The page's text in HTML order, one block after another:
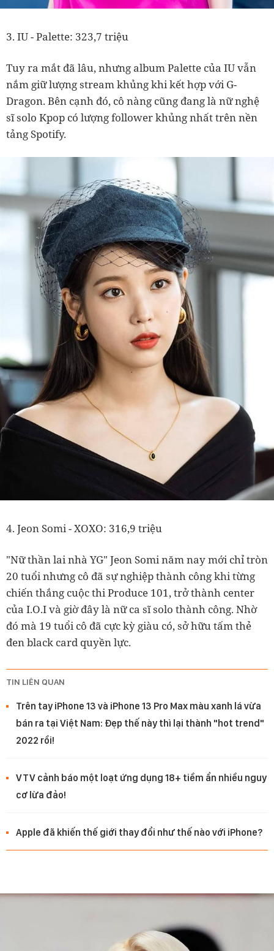
3. IU - Palette: 323,7 triệu
Tuy ra mắt đã lâu, nhưng album Palette của IU vẫn
nắm giữ lượng stream khủng khi kết hợp với G-
Dragon. Bên cạnh đó, cô nàng cũng đang là nữ nghệ
sĩ solo Kpop có lượng follower khủng nhất trên nền
tảng Spotify.
4. Jeon Somi - XOXO: 316,9 triệu
"Nữ thần lai nhà YG" Jeon Somi năm nay mới chỉ tròn
20 tuổi nhưng cô đã sự nghiệp thành công khi từng
chiến thắng cuộc thi Produce 101, trở thành center
của I.O.I và giờ đây là nữ ca sĩ solo thành công. Nhờ
đó mà 19 tuổi cô đã cực kỳ giàu có, sở hữu tấm thẻ
đen black card quyền lực.
TIN LIÊN QUAN
Trên tay iPhone 13 và iPhone 13 Pro Max màu xanh lá vừa
bán ra tại Việt Nam: Đẹp thế này thì lại thành "hot trend"
2022 rồi!
VTV cảnh báo một loạt ứng dụng 18+ tiềm ẩn nhiều nguy
cơ lừa đảo!
Apple đã khiến thế giới thay đổi như thế nào với iPhone?